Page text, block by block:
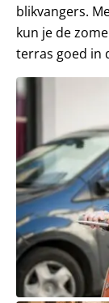
blikvangers.
kun je de
terras goed in